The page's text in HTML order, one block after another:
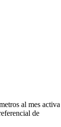
al mes
de